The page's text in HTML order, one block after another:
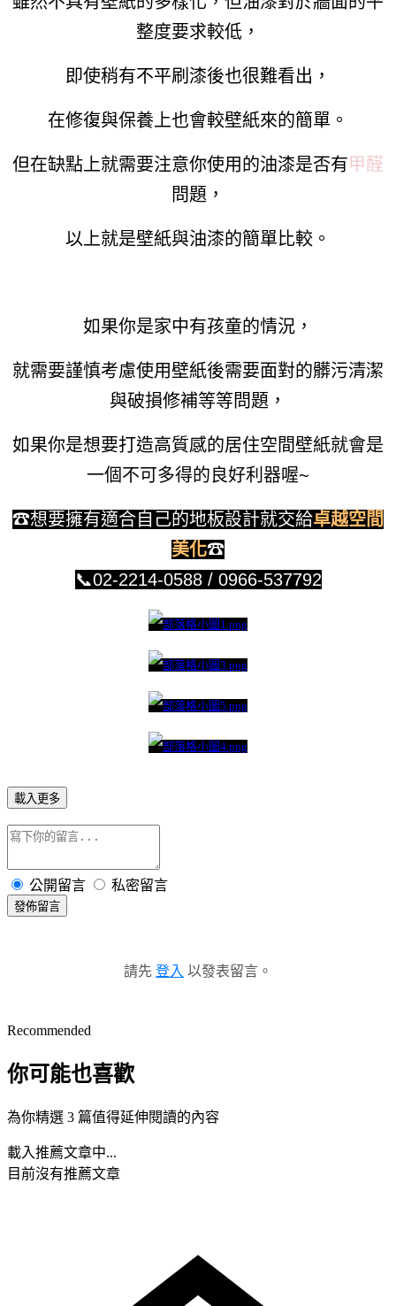
整度要求較低，
即使稍有不平刷漆後也很難看出，
在修復與保養上也會較壁紙來的簡單。
但在缺點上就需要注意你使用的油漆是否有甲醛
問題，
以上就是壁紙與油漆的簡單比較。
如果你是家中有孩童的情況，
就需要謹慎考慮使用壁紙後需要面對的髒污清潔
與破損修補等等問題，
如果你是想要打造高質感的居住空間壁紙就會是
一個不可多得的良好利器喔~
☎想要擁有適合自己的地板設計就交給卓越空間
美化☎
📞02-2214-0588 / 0966-537792
載入更多
公開留言 私密留言
發佈留言
請先 登入 以發表留言。
Recommended
你可能也喜歡
為你精選 3 篇值得延伸閱讀的內容
載入推薦文章中...
目前沒有推薦文章